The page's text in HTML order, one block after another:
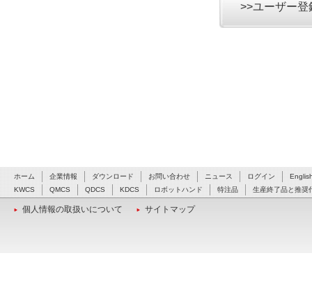
>>ユーザー
ホーム 企業情報 ダウンロード お問い合わせ ニュース ログイン
KWCS
QMCS QDCS KDCS ロボットハンド 特注品 生産終了品と推奨
個人情報の取扱いについて サイトマップ